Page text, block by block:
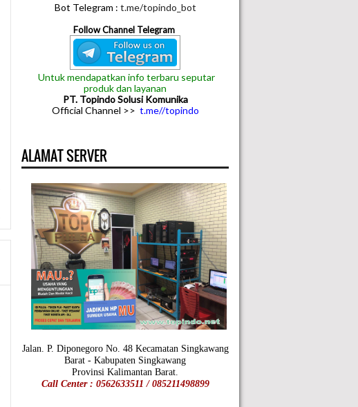
Bot Telegram : t.me/topindo_bot
Follow Channel Telegram
Untuk mendapatkan info terbaru seputar
produk dan layanan
PT. Topindo Solusi Komunika
Official Channel >> t.me//topindo
ALAMAT SERVER
Jalan. P. Diponegoro No. 48 Kecamatan Singkawang
Barat - Kabupaten Singkawang
Provinsi Kalimantan Barat.
Call Center : 0562633511 / 085211498899